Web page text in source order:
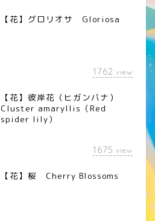
【花】グロリオサ Gloriosa
1762 view
【花】彼岸花（ヒガンバナ）
Cluster amaryllis（Red
spider lily）
1675 view
【花】桜 Cherry Blossoms